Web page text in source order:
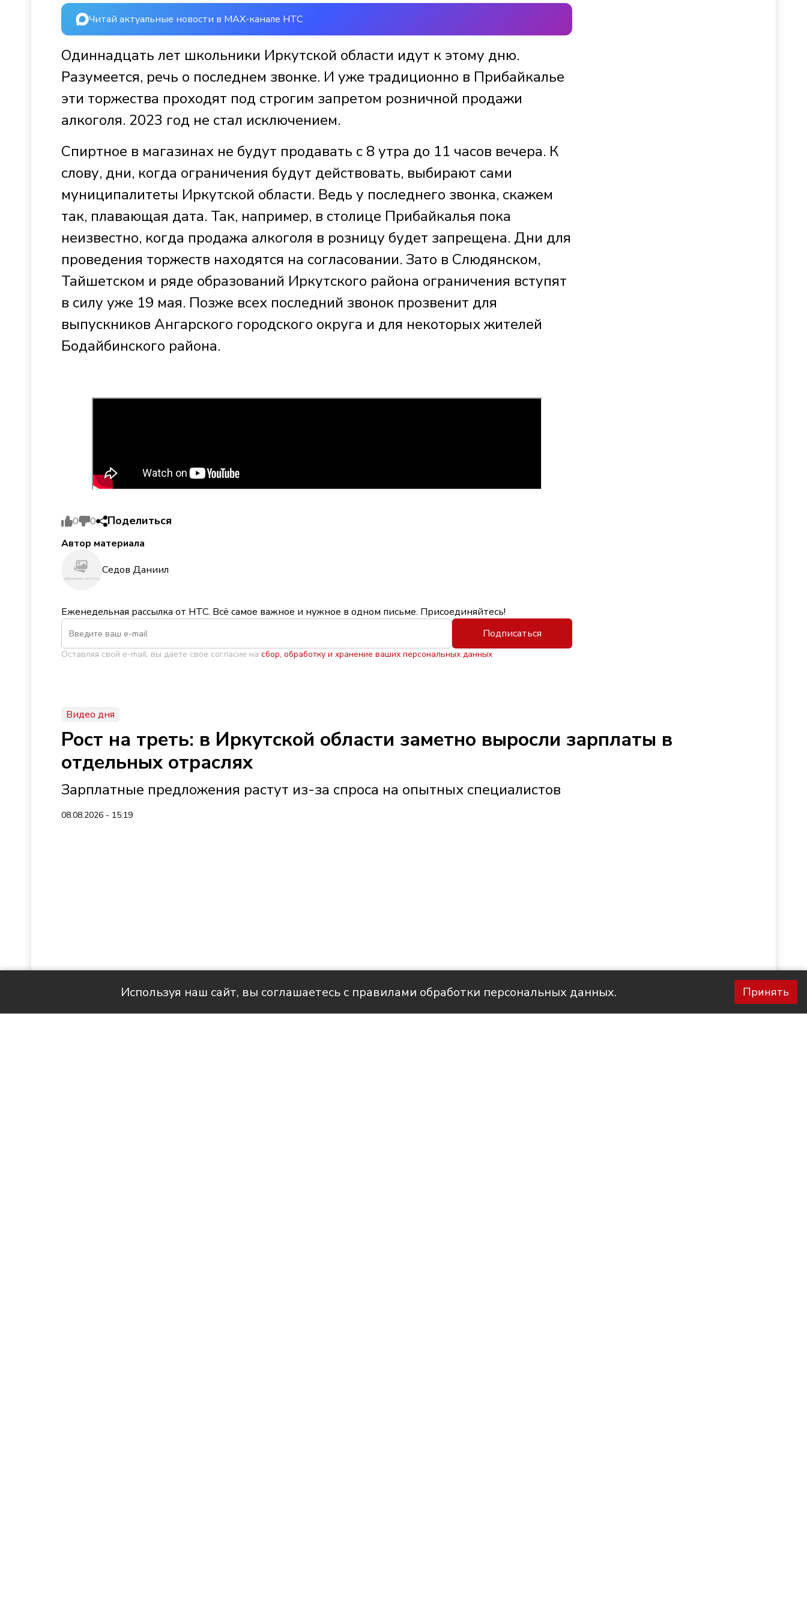
Читай актуальные новости в MAX-канале НТС
Одиннадцать лет школьники Иркутской области идут к этому дню.
Разумеется, речь о последнем звонке. И уже традиционно в Прибайкалье
эти торжества проходят под строгим запретом розничной продажи
алкоголя. 2023 год не стал исключением.
Спиртное в магазинах не будут продавать с 8 утра до 11 часов вечера. К
слову, дни, когда ограничения будут действовать, выбирают сами
муниципалитеты Иркутской области. Ведь у последнего звонка, скажем
так, плавающая дата. Так, например, в столице Прибайкалья пока
неизвестно, когда продажа алкоголя в розницу будет запрещена. Дни для
проведения торжеств находятся на согласовании. Зато в Слюдянском,
Тайшетском и ряде образований Иркутского района ограничения вступят
в силу уже 19 мая. Позже всех последний звонок прозвенит для
выпускников Ангарского городского округа и для некоторых жителей
Бодайбинского района.
0 0 Поделиться
Автор материала
Седов Даниил
Еженедельная рассылка от НТС. Всё самое важное и нужное в одном письме. Присоединяйтесь!
Подписаться
Оставляя свой e-mail, вы даете свое согласие на сбор, обработку и хранение ваших персональных данных
Видео дня
Рост на треть: в Иркутской области заметно выросли зарплаты в
отдельных отраслях
Зарплатные предложения растут из-за спроса на опытных специалистов
08.08.2026 - 15:19
Используя наш сайт, вы соглашаетесь с правилами обработки персональных данных. Принять